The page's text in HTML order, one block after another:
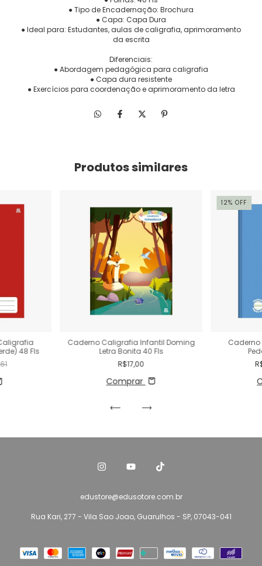
● Tipo de Encadernação: Brochura
● Capa: Capa Dura
● Ideal para: Estudantes, aulas de caligrafia, aprimoramento
da escrita
Diferenciais:
● Abordagem pedagógica para caligrafia
● Capa dura resistente
● Exercícios para coordenação e aprimoramento da letra
Produtos similares
48 Fls
Caderno Caligrafia Infantil Doming
Letra Bonita 40 Fls
R$17,00
Comprar
12%OFF
edustore@edusotore.com.br
Rua Kari, 277 - Vila Sao Joao, Guarulhos - SP, 07043-041